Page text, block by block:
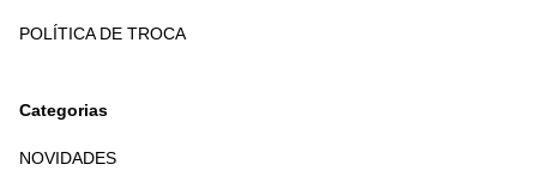
POLÍTICA DE TROCA
Categorias
NOVIDADES